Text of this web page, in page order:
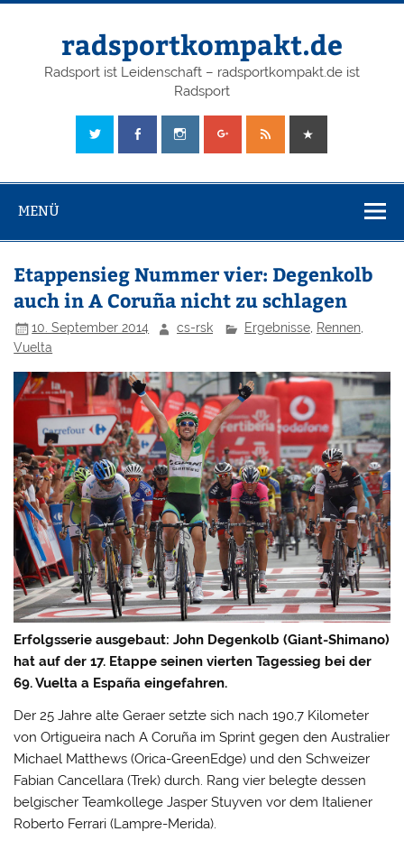
radsportkompakt.de
Radsport ist Leidenschaft – radsportkompakt.de ist
Radsport
MENÜ
Etappensieg Nummer vier: Degenkolb
auch in A Coruña nicht zu schlagen
10. September 2014 cs-rsk Ergebnisse, Rennen,
Vuelta
Erfolgsserie ausgebaut: John Degenkolb (Giant-Shimano)
hat auf der 17. Etappe seinen vierten Tagessieg bei der
69. Vuelta a España eingefahren.
Der 25 Jahre alte Geraer setzte sich nach 190,7 Kilometer
von Ortigueira nach A Coruña im Sprint gegen den Australier
Michael Matthews (Orica-GreenEdge) und den Schweizer
Fabian Cancellara (Trek) durch. Rang vier belegte dessen
belgischer Teamkollege Jasper Stuyven vor dem Italiener
Roberto Ferrari (Lampre-Merida).